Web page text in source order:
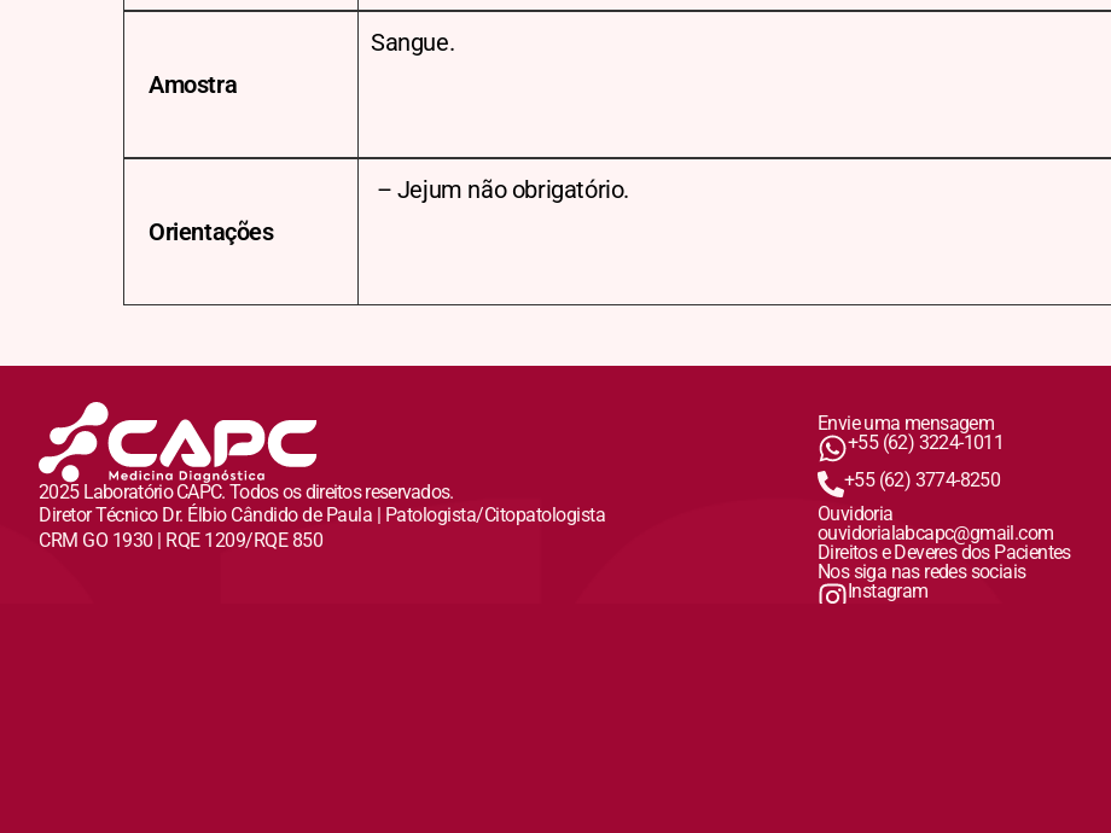
Amostra
Sangue.
Orientações
– Jejum não obrigatório.
2025 Laboratório CAPC. Todos os direitos reservados.
Diretor Técnico Dr. Élbio Cândido de Paula | Patologista/Citopatologista
CRM GO 1930 | RQE 1209/RQE 850
Envie uma mensagem
+55 (62) 3224-1011
+55 (62) 3774-8250
Ouvidoria
ouvidorialabcapc@gmail.com
Direitos e Deveres dos Pacientes
Nos siga nas redes sociais
Instagram